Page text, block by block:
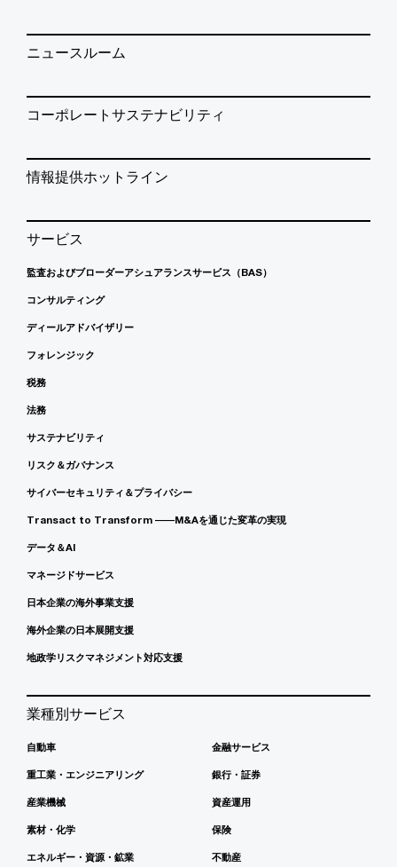
ニュースルーム
コーポレートサステナビリティ
情報提供ホットライン
サービス
監査およびブローダーアシュアランスサービス（BAS）
コンサルティング
ディールアドバイザリー
フォレンジック
税務
法務
サステナビリティ
リスク＆ガバナンス
サイバーセキュリティ＆プライバシー
Transact to Transform ――M&Aを通じた変革の実現
データ＆AI
マネージドサービス
日本企業の海外事業支援
海外企業の日本展開支援
地政学リスクマネジメント対応支援
業種別サービス
自動車
重工業・エンジニアリング
産業機械
素材・化学
エネルギー・資源・鉱業
金融サービス
銀行・証券
資産運用
保険
不動産